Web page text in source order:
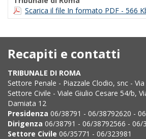
Scarica il file In formato PDF - 566
Recapiti e contatti
TRIBUNALE DI ROMA
Settore Penale - Piazzale Clodio, snc -
Settore Civile - Viale Giulio Cesare 54/b,
Damiata 12
Presidenza 06/38791 - 06/38792620 -
Dirigenza 06/38791 - 06/38792566 - 06/
Settore Civile 06/35771 - 06/323981